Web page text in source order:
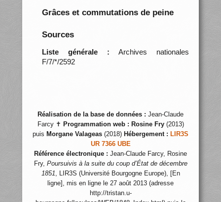
Grâces et commutations de peine
Sources
Liste générale : Archives nationales
F/7/*/2592
Réalisation de la base de données : Jean-Claude
Farcy ✝ Programmation web : Rosine Fry(2013)
puis Morgane Valageas (2018) Hébergement : LIR3S
UR 7366 UBE
Référence électronique : Jean-Claude Farcy, Rosine
Fry, Poursuivis à la suite du coup d’État de décembre
1851, LIR3S (Université Bourgogne Europe), [En
ligne], mis en ligne le 27 août 2013 (adresse
http://tristan.u-